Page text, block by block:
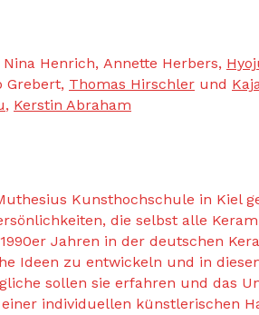
Henrich, Annette Herbers,
Grebert, Thomas Hirschler und
, Kerstin Abraham
Kunsthochschule in Kiel
die selbst alle
Jahren in der deutschen
Ideen zu entwickeln und in
sollen sie erfahren und das
individuellen künstlerischen